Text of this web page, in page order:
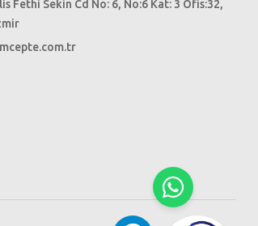
Fethi Sekin Cd No: 6, No:6 Kat: 3 Ofis:32,